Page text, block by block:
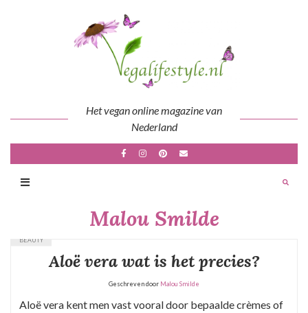
Het vegan online magazine van
Nederland
Malou Smilde
BEAUTY
Aloë vera wat is het precies?
Geschreven door Malou Smilde
Aloë vera kent men vast vooral door bepaalde crèmes of